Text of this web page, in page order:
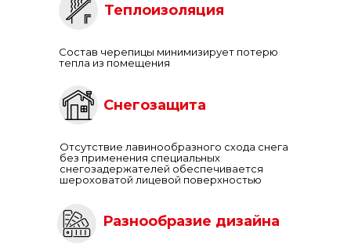
Отсутствие лавинообразного схода снега
без применения специальных
снегозадержателей обеспечивается
шероховатой лицевой поверхностью
Снегозащита
Состав черепицы минимизирует потерю
тепла из помещения
Теплоизоляция
Разнообразие дизайна